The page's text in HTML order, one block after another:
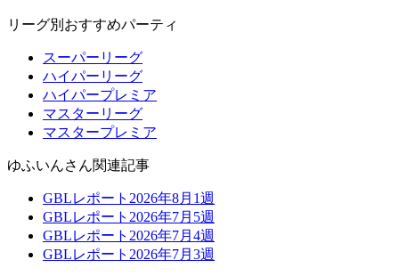
リーグ別おすすめパーティ
スーパーリーグ
ハイパーリーグ
ハイパープレミア
マスターリーグ
マスタープレミア
ゆふいんさん関連記事
GBLレポート2026年8月1週
GBLレポート2026年7月5週
GBLレポート2026年7月4週
GBLレポート2026年7月3週